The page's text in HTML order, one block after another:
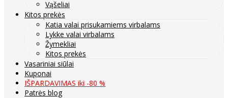
Vąšeliai
Kitos prekės
Katia valai prisukamiems virbalams
Lykke valai virbalams
Žymekliai
Kitos prekės
Vasariniai siūlai
Kuponai
IŠPARDAVIMAS iki -80 %
Patrės blog